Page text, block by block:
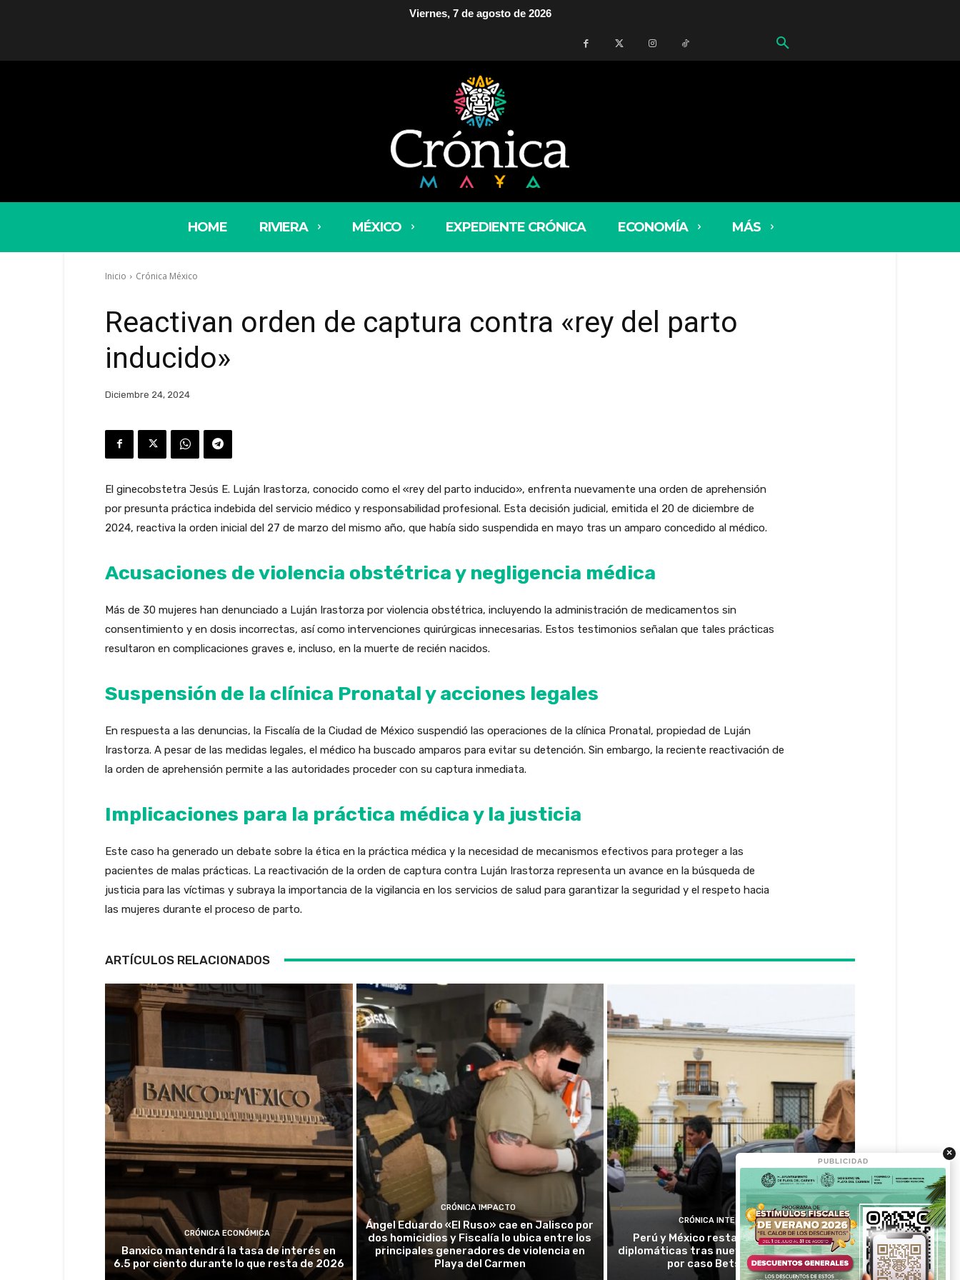
Viernes, 7 de agosto de 2026
HOME RIVIERA MÉXICO EXPEDIENTE CRÓNICA ECONOMÍA MÁS
Inicio Crónica México
Reactivan orden de captura contra «rey del parto
inducido»
Diciembre 24, 2024
El ginecobstetra Jesús E. Luján Irastorza, conocido como el «rey del parto inducido», enfrenta nuevamente una orden de aprehensión
por presunta práctica indebida del servicio médico y responsabilidad profesional. Esta decisión judicial, emitida el 20 de diciembre de
2024, reactiva la orden inicial del 27 de marzo del mismo año, que había sido suspendida en mayo tras un amparo concedido al médico.
Acusaciones de violencia obstétrica y negligencia médica
Más de 30 mujeres han denunciado a Luján Irastorza por violencia obstétrica, incluyendo la administración de medicamentos sin
consentimiento y en dosis incorrectas, así como intervenciones quirúrgicas innecesarias. Estos testimonios señalan que tales prácticas
resultaron en complicaciones graves e, incluso, en la muerte de recién nacidos.
Suspensión de la clínica Pronatal y acciones legales
En respuesta a las denuncias, la Fiscalía de la Ciudad de México suspendió las operaciones de la clínica Pronatal, propiedad de Luján
Irastorza. A pesar de las medidas legales, el médico ha buscado amparos para evitar su detención. Sin embargo, la reciente reactivación de
la orden de aprehensión permite a las autoridades proceder con su captura inmediata.
Implicaciones para la práctica médica y la justicia
Este caso ha generado un debate sobre la ética en la práctica médica y la necesidad de mecanismos efectivos para proteger a las
pacientes de malas prácticas. La reactivación de la orden de captura contra Luján Irastorza representa un avance en la búsqueda de
justicia para las víctimas y subraya la importancia de la vigilancia en los servicios de salud para garantizar la seguridad y el respeto hacia
las mujeres durante el proceso de parto.
ARTÍCULOS RELACIONADOS
CRÓNICA ECONÓMICA
Banxico mantendrá la tasa de interés en
6.5 por ciento durante lo que resta de 2026
CRÓNICA IMPACTO
Ángel Eduardo «El Ruso» cae en Jalisco por
dos homicidios y Fiscalía lo ubica entre los
principales generadores de violencia en
Playa del Carmen
CRÓNICA INTERNACIONAL
Perú y México restablecen relaciones
diplomáticas tras nueve meses de ruptura
por caso Betssy Chávez
×
PUBLICIDAD